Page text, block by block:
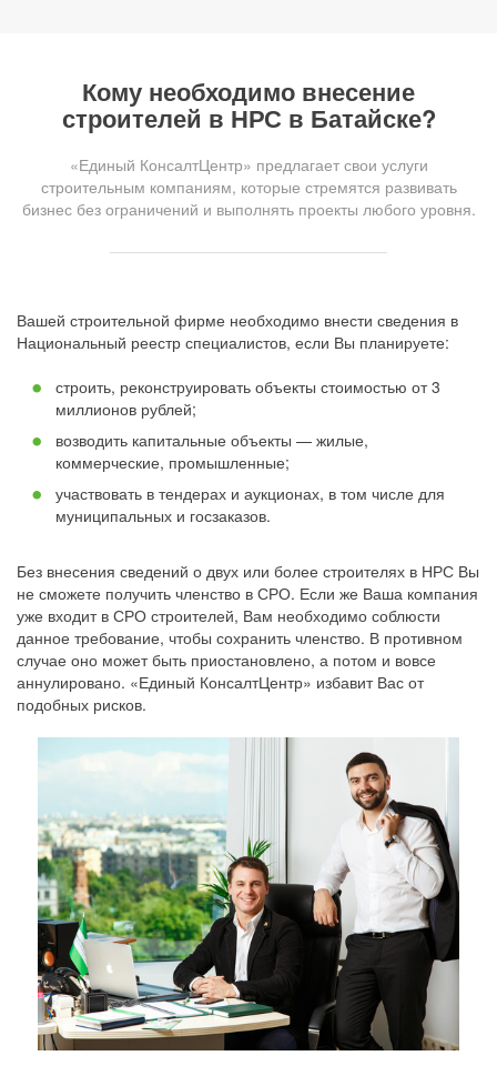
Кому необходимо внесение
строителей в НРС в Батайске?
«Единый КонсалтЦентр» предлагает свои услуги
строительным компаниям, которые стремятся развивать
бизнес без ограничений и выполнять проекты любого уровня.
Вашей строительной фирме необходимо внести сведения в
Национальный реестр специалистов, если Вы планируете:
строить, реконструировать объекты стоимостью от 3
миллионов рублей;
возводить капитальные объекты — жилые,
коммерческие, промышленные;
участвовать в тендерах и аукционах, в том числе для
муниципальных и госзаказов.
Без внесения сведений о двух или более строителях в НРС Вы
не сможете получить членство в СРО. Если же Ваша компания
уже входит в СРО строителей, Вам необходимо соблюсти
данное требование, чтобы сохранить членство. В противном
случае оно может быть приостановлено, а потом и вовсе
аннулировано. «Единый КонсалтЦентр» избавит Вас от
подобных рисков.